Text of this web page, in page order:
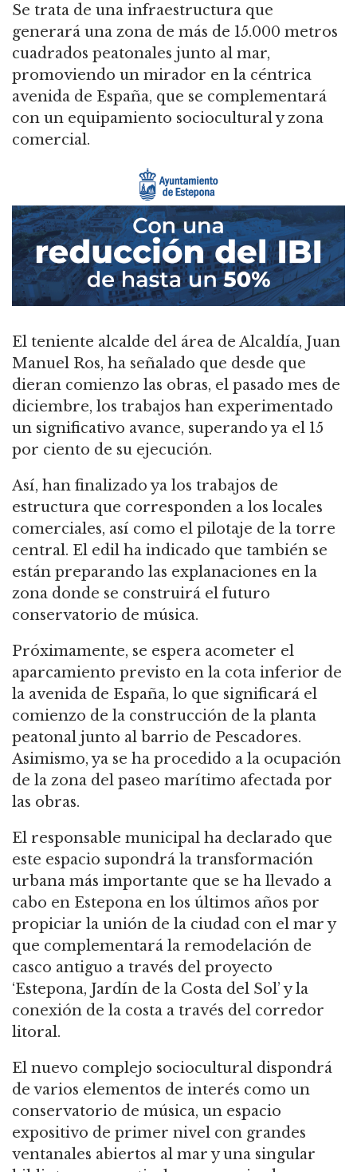
Se trata de una infraestructura que
generará una zona de más de 15.000 metros
cuadrados peatonales junto al mar,
promoviendo un mirador en la céntrica
avenida de España, que se complementará
con un equipamiento sociocultural y zona
comercial.
El teniente alcalde del área de Alcaldía, Juan
Manuel Ros, ha señalado que desde que
dieran comienzo las obras, el pasado mes de
diciembre, los trabajos han experimentado
un significativo avance, superando ya el 15
por ciento de su ejecución.
Así, han finalizado ya los trabajos de
estructura que corresponden a los locales
comerciales, así como el pilotaje de la torre
central. El edil ha indicado que también se
están preparando las explanaciones en la
zona donde se construirá el futuro
conservatorio de música.
Próximamente, se espera acometer el
aparcamiento previsto en la cota inferior de
la avenida de España, lo que significará el
comienzo de la construcción de la planta
peatonal junto al barrio de Pescadores.
Asimismo, ya se ha procedido a la ocupación
de la zona del paseo marítimo afectada por
las obras.
El responsable municipal ha declarado que
este espacio supondrá la transformación
urbana más importante que se ha llevado a
cabo en Estepona en los últimos años por
propiciar la unión de la ciudad con el mar y
que complementará la remodelación de
casco antiguo a través del proyecto
‘Estepona, Jardín de la Costa del Sol’ y la
conexión de la costa a través del corredor
litoral.
El nuevo complejo sociocultural dispondrá
de varios elementos de interés como un
conservatorio de música, un espacio
expositivo de primer nivel con grandes
ventanales abiertos al mar y una singular